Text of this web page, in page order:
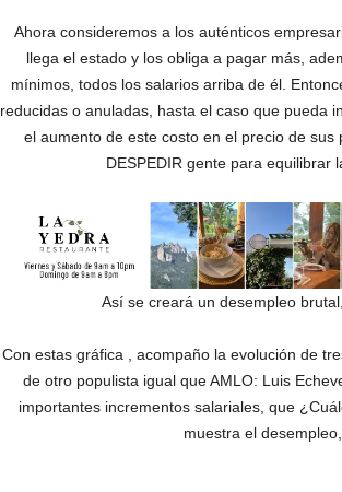
Ahora consideremos a los auténticos
llega el estado y los obliga a pagar más,
mínimos, todos los salarios arriba de él.
reducidas o anuladas, hasta el caso que pueda
el aumento de este costo en el precio de
DESPEDIR gente para equilibrar
Así se creará un desempleo
Con estas gráfica , acompaño la evolución de
de otro populista igual que AMLO: Luis
importantes incrementos salariales, que
muestra el